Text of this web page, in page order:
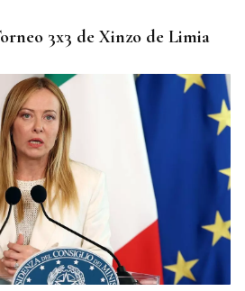
3x3 de Xinzo de Limia